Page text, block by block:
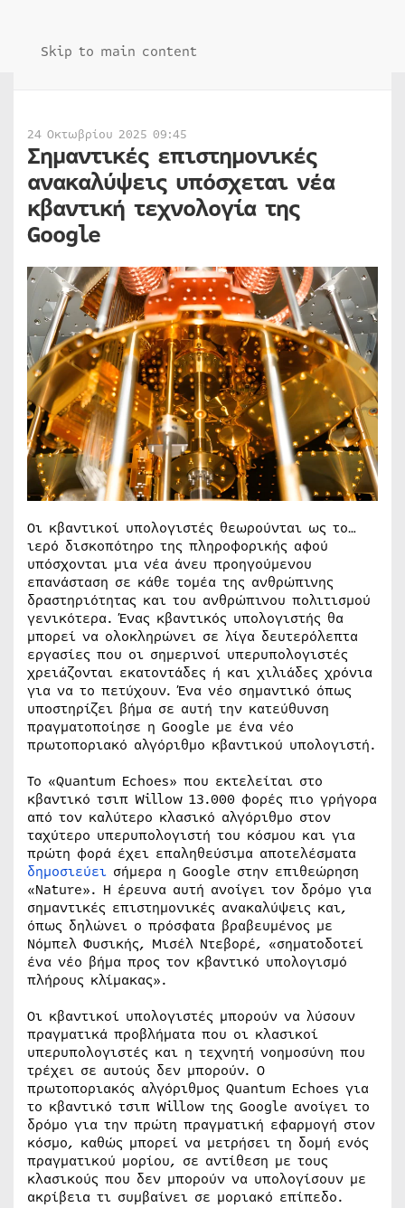
Skip to main content
24 Οκτωβρίου 2025 09:45
Σημαντικές επιστημονικές
ανακαλύψεις υπόσχεται νέα
κβαντική τεχνολογία της
Google
Οι κβαντικοί υπολογιστές θεωρούνται ως το…
ιερό δισκοπότηρο της πληροφορικής αφού
υπόσχονται μια νέα άνευ προηγούμενου
επανάσταση σε κάθε τομέα της ανθρώπινης
δραστηριότητας και του ανθρώπινου πολιτισμού
γενικότερα. Ένας κβαντικός υπολογιστής θα
μπορεί να ολοκληρώνει σε λίγα δευτερόλεπτα
εργασίες που οι σημερινοί υπερυπολογιστές
χρειάζονται εκατοντάδες ή και χιλιάδες χρόνια
για να το πετύχουν. Ένα νέο σημαντικό όπως
υποστηρίζει βήμα σε αυτή την κατεύθυνση
πραγματοποίησε η Google με ένα νέο
πρωτοποριακό αλγόριθμο κβαντικού υπολογιστή.
Το «Quantum Echoes» που εκτελείται στο
κβαντικό τσιπ Willow 13.000 φορές πιο γρήγορα
από τον καλύτερο κλασικό αλγόριθμο στον
ταχύτερο υπερυπολογιστή του κόσμου και για
πρώτη φορά έχει επαληθεύσιμα αποτελέσματα
δημοσιεύει σήμερα η Google στην επιθεώρηση
«Nature». Η έρευνα αυτή ανοίγει τον δρόμο για
σημαντικές επιστημονικές ανακαλύψεις και,
όπως δηλώνει ο πρόσφατα βραβευμένος με
Νόμπελ Φυσικής, Μισέλ Ντεβορέ, «σηματοδοτεί
ένα νέο βήμα προς τον κβαντικό υπολογισμό
πλήρους κλίμακας».
Οι κβαντικοί υπολογιστές μπορούν να λύσουν
πραγματικά προβλήματα που οι κλασικοί
υπερυπολογιστές και η τεχνητή νοημοσύνη που
τρέχει σε αυτούς δεν μπορούν. Ο
πρωτοποριακός αλγόριθμος Quantum Echoes για
το κβαντικό τσιπ Willow της Google ανοίγει το
δρόμο για την πρώτη πραγματική εφαρμογή στον
κόσμο, καθώς μπορεί να μετρήσει τη δομή ενός
πραγματικού μορίου, σε αντίθεση με τους
κλασικούς που δεν μπορούν να υπολογίσουν με
ακρίβεια τι συμβαίνει σε μοριακό επίπεδο.